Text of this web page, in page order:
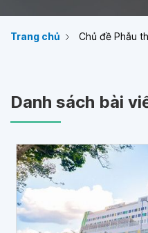
Trang chủ Chủ đề Phẫu
Danh sách bài